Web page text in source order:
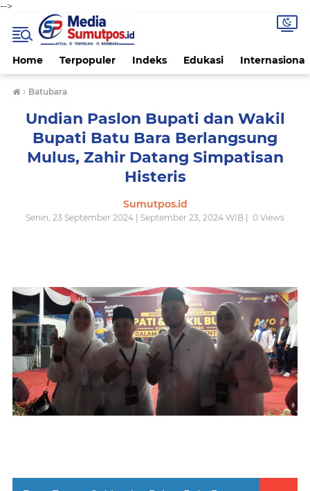
-->
Home Terpopuler Indeks Edukasi Internasional
› Batubara
Undian Paslon Bupati dan Wakil
Bupati Batu Bara Berlangsung
Mulus, Zahir Datang Simpatisan
Histeris
Sumutpos.id
Senin, 23 September 2024 | September 23, 2024 WIB | 0 Views